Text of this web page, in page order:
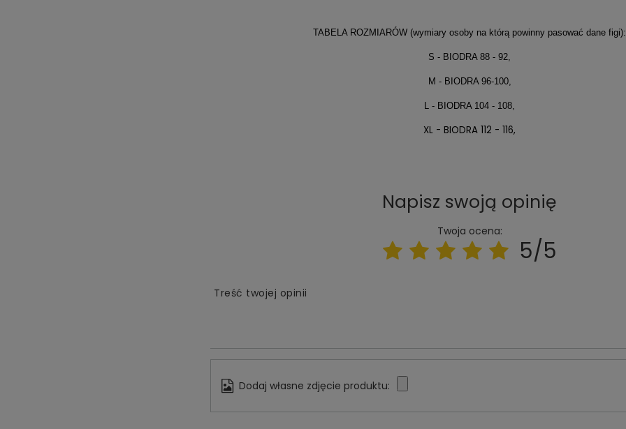
TABELA ROZMIARÓW (wymiary osoby na którą powinny pasować dane figi):
S - BIODRA 88 - 92,
M - BIODRA 96-100,
L - BIODRA 104 - 108,
XL - BIODRA 112 - 116,
Napisz swoją opinię
Twoja ocena:
5/5
Treść twojej opinii
Dodaj własne zdjęcie produktu: